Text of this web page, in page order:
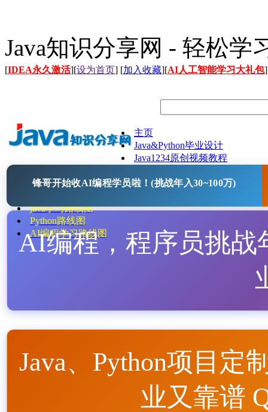
Java知识分享网 - 轻松学
[IDEA永久激活][设为首页] [加入收藏][AI人工智能学习大礼包]
主页
Java&Python毕业设计
Java1234原创视频教程
Java开源项目
java学习路线图
Python路线图
AI编程学习路线图
锋哥开始收AI编程学员啦！(挑战年入30~100万)
AI编程，程序员挑战
Java、Python项目定
业又靠谱